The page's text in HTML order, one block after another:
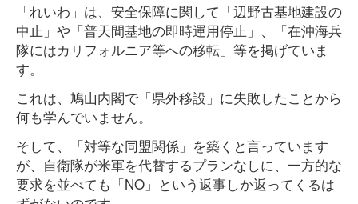
「れいわ」は、安全保障に関して「辺野古基地建設の
中止」や「普天間基地の即時運用停止」、「在沖海兵
隊にはカリフォルニア等への移転」等を掲げていま
す。
これは、鳩山内閣で「県外移設」に失敗したことから
何も学んでいません。
そして、「対等な同盟関係」を築くと言っています
が、自衛隊が米軍を代替するプランなしに、一方的な
要求を並べても「NO」という返事しか返ってくるは